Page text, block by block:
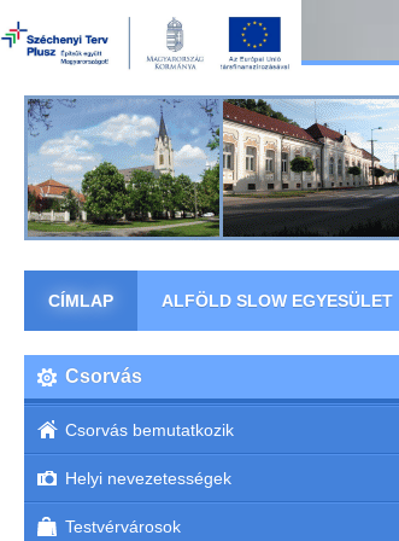
CÍMLAP ALFÖLD SLOW EGYESÜLET
Csorvás
Csorvás bemutatkozik
Helyi nevezetességek
Testvérvárosok